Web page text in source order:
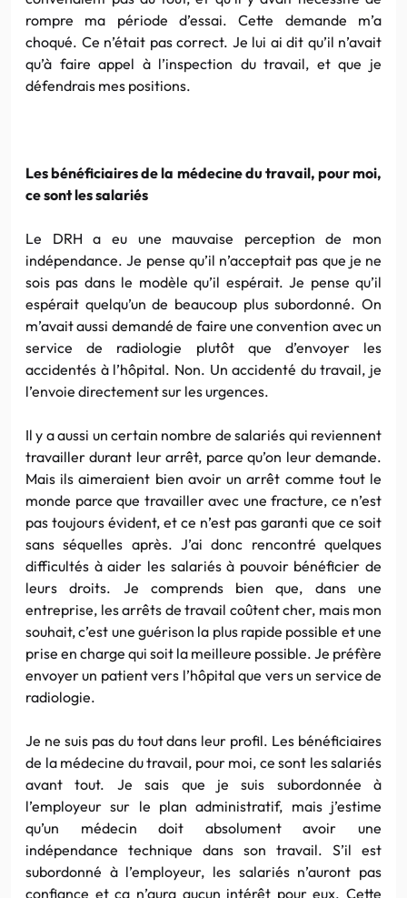
rompre ma période d’essai. Cette demande m’a
choqué. Ce n’était pas correct. Je lui ai dit qu’il n’avait
qu’à faire appel à l’inspection du travail, et que je
défendrais mes positions.
Les bénéficiaires de la médecine du travail, pour moi,
ce sont les salariés
Le DRH a eu une mauvaise perception de mon
indépendance. Je pense qu’il n’acceptait pas que je ne
sois pas dans le modèle qu’il espérait. Je pense qu’il
espérait quelqu’un de beaucoup plus subordonné. On
m’avait aussi demandé de faire une convention avec un
service de radiologie plutôt que d’envoyer les
accidentés à l’hôpital. Non. Un accidenté du travail, je
l’envoie directement sur les urgences.
Il y a aussi un certain nombre de salariés qui reviennent
travailler durant leur arrêt, parce qu’on leur demande.
Mais ils aimeraient bien avoir un arrêt comme tout le
monde parce que travailler avec une fracture, ce n’est
pas toujours évident, et ce n’est pas garanti que ce soit
sans séquelles après. J’ai donc rencontré quelques
difficultés à aider les salariés à pouvoir bénéficier de
leurs droits. Je comprends bien que, dans une
entreprise, les arrêts de travail coûtent cher, mais mon
souhait, c’est une guérison la plus rapide possible et une
prise en charge qui soit la meilleure possible. Je préfère
envoyer un patient vers l’hôpital que vers un service de
radiologie.
Je ne suis pas du tout dans leur profil. Les bénéficiaires
de la médecine du travail, pour moi, ce sont les salariés
avant tout. Je sais que je suis subordonnée à
l’employeur sur le plan administratif, mais j’estime
qu’un médecin doit absolument avoir une
indépendance technique dans son travail. S’il est
subordonné à l’employeur, les salariés n’auront pas
confiance et ça n’aura aucun intérêt pour eux. Cette